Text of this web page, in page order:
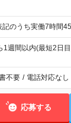
17:00 ※表記のうち実働7時
1週間以内(最短2日
不要 / 電話対応なし
応募する